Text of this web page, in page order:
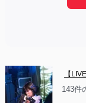
【
143件